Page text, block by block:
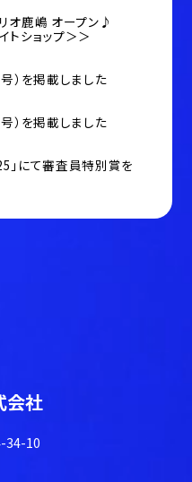
リオ鹿嶋 オープン♪
ショップ＞＞
）を掲載しました
）を掲載しました
」にて審査員特別賞を
会社
34-10